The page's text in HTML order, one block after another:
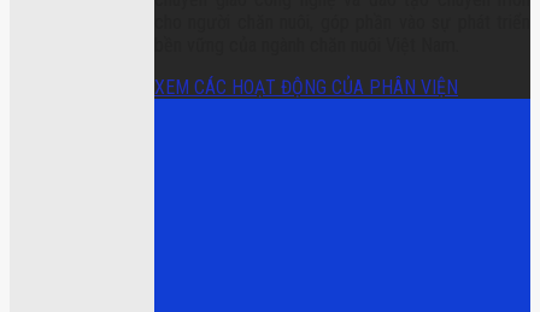
XEM CÁC HOẠT ĐỘNG CỦA PHÂN VIỆN